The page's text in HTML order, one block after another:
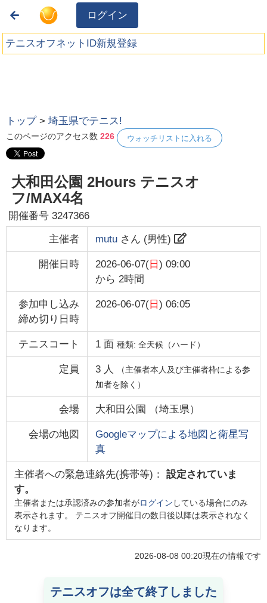
ログイン
テニスオフネットID新規登録
トップ >埼玉県でテニス!
このページのアクセス数226 ウォッチリストに入れる
大和田公園 2Hours テニスオ
フ/MAX4名
開催番号3247366
主催者 mutuさん (男性)
開催日時 2026-06-07(日 ) 09:00
から 2時間
参加申し込み
締め切り日時
2026-06-07(日 ) 06:05
テニスコート 1面 種類: 全天候（ハード）
定員 3 人
（主催者本人及び主催者枠による参
加者を除く）
会場 大和田公園 （埼玉県）
会場の地図
Googleマップによる地図と衛星写
真
主催者への緊急連絡先(携帯等)： 設定されていま
す。
主催者または承認済みの参加者がログイン している場合にのみ
表示されます。 テニスオフ開催日の数日後以降は表示されなく
なります。
2026-08-08 00:20現在の情報です
テニスオフは全て終了しました